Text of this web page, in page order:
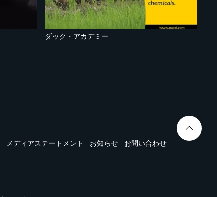
ダック・アカデミー
メディアステートメント お知らせ お問い合わせ